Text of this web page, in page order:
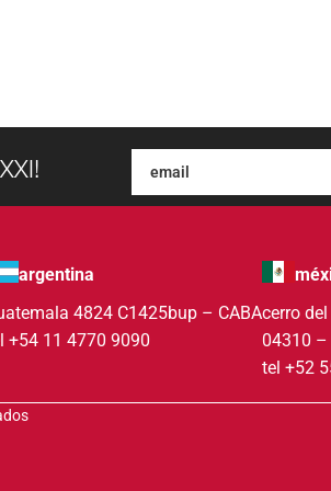
argentina
4824 C1425bup – CABA
+54 11 4770 9090
cerro
04310
tel +52